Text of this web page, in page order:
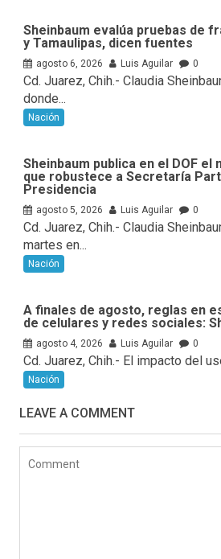
Sheinbaum evalúa pruebas de
y Tamaulipas, dicen fuentes
agosto 6, 2026 Luis Aguilar 0
Cd. Juarez, Chih.- Claudia
donde...
Nación
Sheinbaum publica en el DOF
que robustece a Secretaría
Presidencia
agosto 5, 2026 Luis Aguilar 0
Cd. Juarez, Chih.- Claudia
martes en...
Nación
A finales de agosto, reglas en
de celulares y redes sociales:
agosto 4, 2026 Luis Aguilar 0
Cd. Juarez, Chih.- El impacto del
Nación
LEAVE A COMMENT